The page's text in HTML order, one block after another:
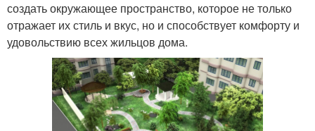
создать окружающее пространство, которое не только
отражает их стиль и вкус, но и способствует комфорту и
удовольствию всех жильцов дома.